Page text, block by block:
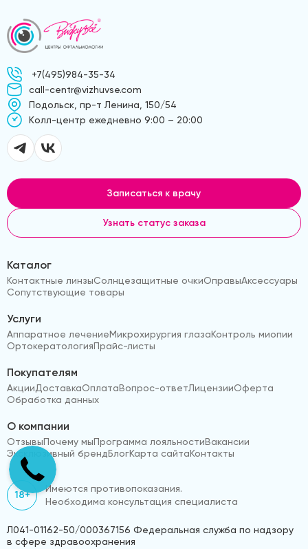
+7(495)984-35-34
call-centr@vizhuvse.com
Подольск, пр-т Ленина, 150/54
Kолл-центр ежедневно 9:00 – 20:00
Записаться к врачу
Узнать статус заказа
Каталог
Контактные линзыСолнцезащитные очкиОправыАксессуары
Сопутствующие товары
Услуги
Аппаратное лечениеМикрохирургия глазаКонтроль миопии
ОртокератологияПрайс-листы
Покупателям
АкцииДоставкаОплатаВопрос-ответЛицензииОферта
Обработка данных
О компании
ОтзывыПочему мыПрограмма лояльностиВакансии
Эксклюзивный брендБлогКарта сайтаКонтакты
18+
Имеются противопоказания.
Необходима консультация специалиста
Л041-01162-50/000367156 Федеральная служба по надзору
в сфере здравоохранения